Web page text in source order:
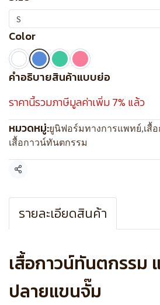
S
Color
คำอธิบายสินค้าแบบย่อ
ราคานี้รวมภาษีมูลค่าเพิ่ม 7% แล้ว
หมวดหมู่:ยูนิฟอร์มทางการแพทย์,เสื้
เสื้อกาวน์ทันตกรรม
แชร์
รายละเอียดสินค้า
เสื้อกาวน์ทันตกรรม
ปลายแขนจั๊ม